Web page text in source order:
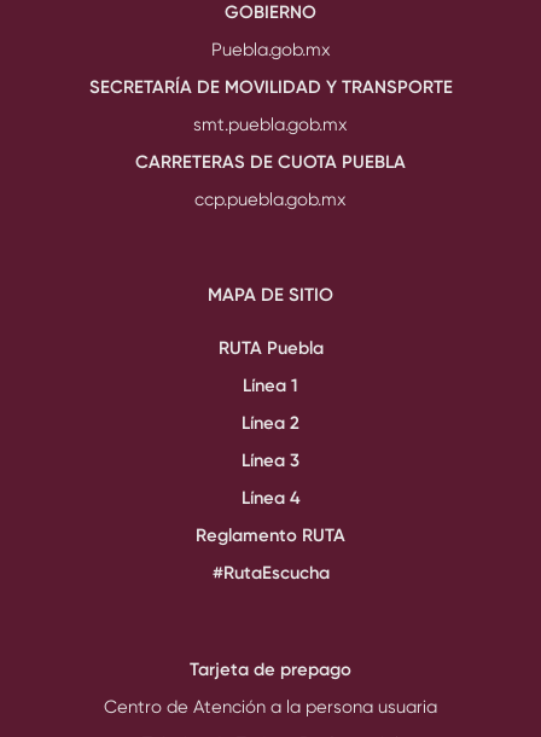
GOBIERNO
Puebla.gob.mx
SECRETARÍA DE MOVILIDAD Y TRANSPORTE
smt.puebla.gob.mx
CARRETERAS DE CUOTA PUEBLA
ccp.puebla.gob.mx
MAPA DE SITIO
RUTA Puebla
Línea 1
Línea 2
Línea 3
Línea 4
Reglamento RUTA
#RutaEscucha
Tarjeta de prepago
Centro de Atención a la persona usuaria